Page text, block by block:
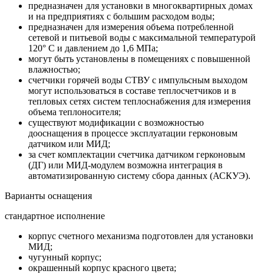
предназначен для установки в многоквартирных домах
и на предприятиях с большим расходом воды;
предназначен для измерения объема потребленной
сетевой и питьевой воды с максимальной температурой
120° C и давлением до 1,6 МПа;
могут быть установлены в помещениях с повышенной
влажностью;
счетчики горячей воды СТВУ с импульсным выходoм
могут использоваться в составе теплосчетчиков и в
тепловых сетях систем теплоснабжения для измерения
объема теплоносителя;
существуют модификации с возможностью
дооснащения в процессе эксплуатации герконовым
датчиком или МИД;
за счет комплектации счетчика датчиком герконовым
(ДГ) или МИД-модулем возможна интеграция в
автоматизированную систему сбора данных (АСКУЭ).
Варианты оснащения
стандартное исполнение
корпус счетного механизма подготовлен для установки
МИД;
чугунный корпус;
окрашенный корпус красного цвета;